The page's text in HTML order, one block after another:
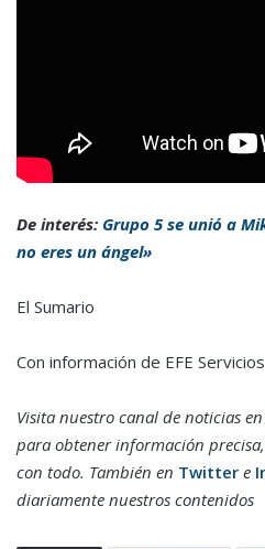
De interés: Grupo 5 se unió a
no eres un ángel»
El Sumario
Con información de EFE Servicios
Visita nuestro canal de noticias en
para obtener información
con todo. También en Twitter e
diariamente nuestros contenidos